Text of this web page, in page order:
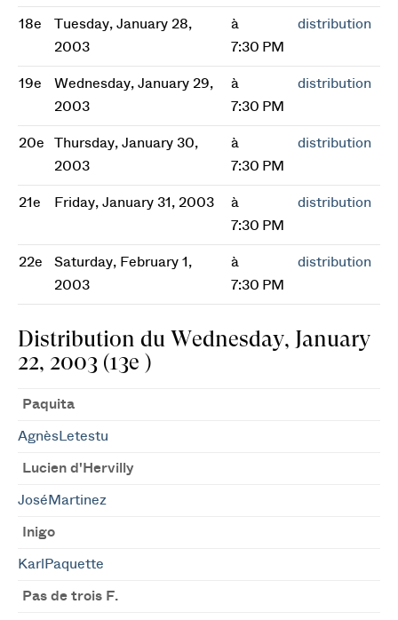
18e
Tuesday, January 28,
2003
à
7:30 PM
distribution
19e
Wednesday, January 29,
2003
à
7:30 PM
distribution
20e
Thursday, January 30,
2003
à
7:30 PM
distribution
21e Friday, January 31, 2003
à
7:30 PM
distribution
22e
Saturday, February 1,
2003
à
7:30 PM
distribution
Distribution du Wednesday, January
22, 2003 (13e )
Paquita
AgnèsLetestu
Lucien d'Hervilly
JoséMartinez
Inigo
KarlPaquette
Pas de trois F.